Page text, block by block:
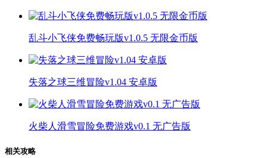
乱斗小飞侠免费畅玩版v1.0.5 无限金币版
失落之球三维冒险v1.04 安卓版
火柴人滑雪冒险免费游戏v0.1 无广告版
相关攻略